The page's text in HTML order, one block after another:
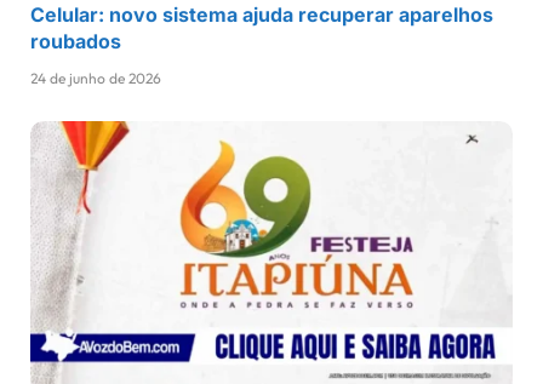
Celular: novo sistema ajuda recuperar aparelhos
roubados
24 de junho de 2026